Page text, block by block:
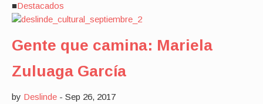
■Destacados
Gente que camina: Mariela
Zuluaga García
by Deslinde - Sep 26, 2017